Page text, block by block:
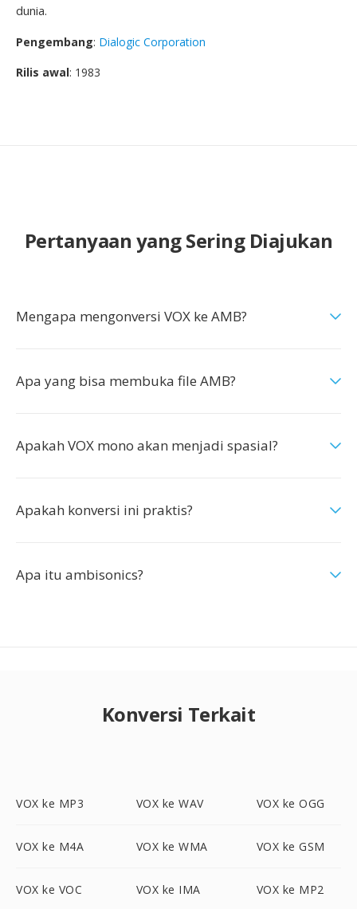
dunia.
Pengembang: Dialogic Corporation
Rilis awal: 1983
Pertanyaan yang Sering Diajukan
Mengapa mengonversi VOX ke AMB?
Apa yang bisa membuka file AMB?
Apakah VOX mono akan menjadi spasial?
Apakah konversi ini praktis?
Apa itu ambisonics?
Konversi Terkait
VOX ke MP3 VOX ke WAV VOX ke OGG
VOX ke M4A VOX ke WMA VOX ke GSM
VOX ke VOC VOX ke IMA VOX ke MP2